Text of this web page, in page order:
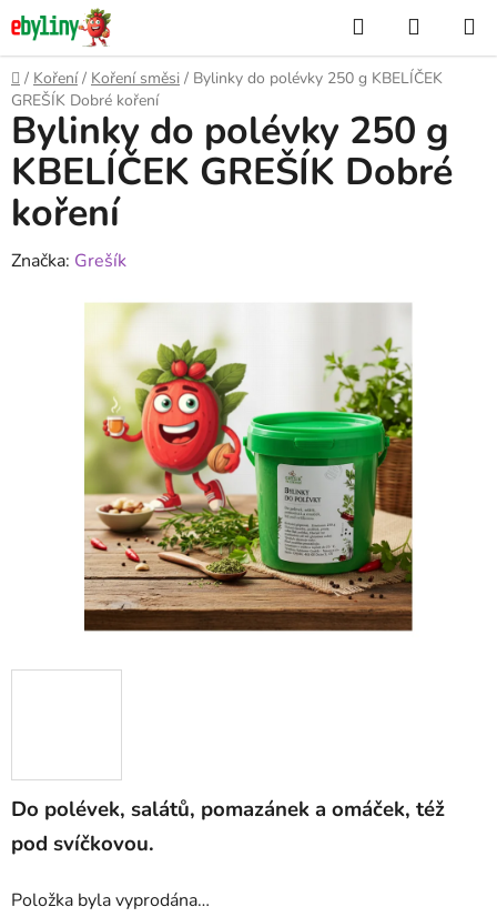
Přejít
na
obsah
Hledat
KOŠÍK
Domů
/ Koření / Koření směsi / Bylinky do polévky 250 g KBELÍČEK
GREŠÍK Dobré koření
Do polévek, salátů, pomazánek a omáček, též
pod svíčkovou.
Položka byla vyprodána…
Bylinky do polévky 250 g
KBELÍČEK GREŠÍK Dobré
koření
Značka: Grešík